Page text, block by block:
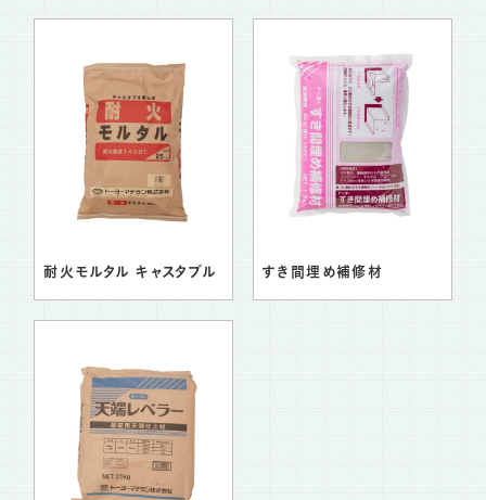
耐火モルタル キャスタブル すき間埋め補修材